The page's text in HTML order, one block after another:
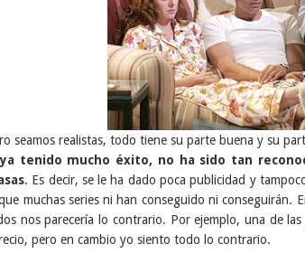
seamos realistas, todo tiene su parte buena y su
tenido mucho éxito, no ha sido tan
. Es decir, se le ha dado poca publicidad y
muchas series ni han conseguido ni conseguirán.
nos parecería lo contrario. Por ejemplo, una de las
pero en cambio yo siento todo lo contrario.